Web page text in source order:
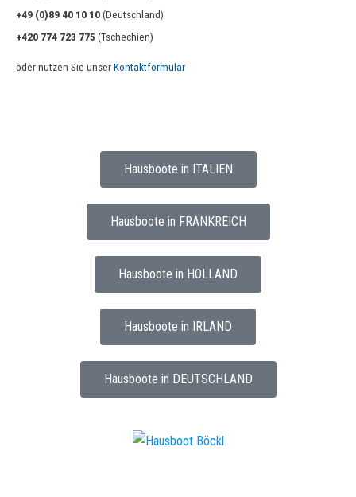
+49 (0)89 40 10 10 (Deutschland)
+420 774 723 775 (Tschechien)
oder nutzen Sie unser Kontaktformular
Hausboote in ITALIEN
Hausboote in FRANKREICH
Hausboote in HOLLAND
Hausboote in IRLAND
Hausboote in DEUTSCHLAND